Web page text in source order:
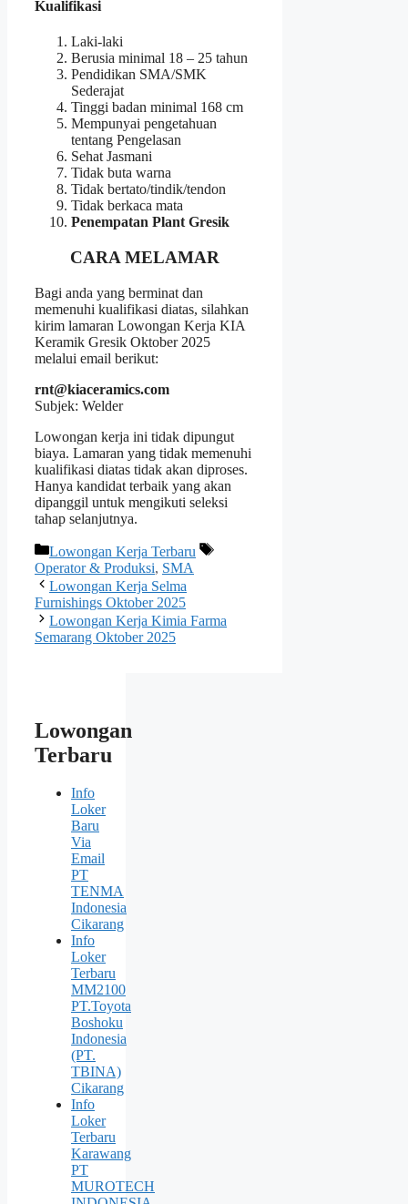
Kualifikasi
Laki-laki
Berusia minimal 18 – 25 tahun
Pendidikan SMA/SMK
Sederajat
Tinggi badan minimal 168 cm
Mempunyai pengetahuan
tentang Pengelasan
Sehat Jasmani
Tidak buta warna
Tidak bertato/tindik/tendon
Tidak berkaca mata
Penempatan Plant Gresik
CARA MELAMAR
Bagi anda yang berminat dan
memenuhi kualifikasi diatas, silahkan
kirim lamaran Lowongan Kerja KIA
Keramik Gresik Oktober 2025
melalui email berikut:
rnt@kiaceramics.com
Subjek: Welder
Lowongan kerja ini tidak dipungut
biaya. Lamaran yang tidak memenuhi
kualifikasi diatas tidak akan diproses.
Hanya kandidat terbaik yang akan
dipanggil untuk mengikuti seleksi
tahap selanjutnya.
Kategori
Lowongan Kerja Terbaru
Tag
Operator & Produksi, SMA
Lowongan Kerja Selma
Furnishings Oktober 2025
Lowongan Kerja Kimia Farma
Semarang Oktober 2025
Lowongan
Terbaru
Info
Loker
Baru
Via
Email
PT
TENMA
Indonesia
Cikarang
Info
Loker
Terbaru
MM2100
PT.Toyota
Boshoku
Indonesia
(PT.
TBINA)
Cikarang
Info
Loker
Terbaru
Karawang
PT
MUROTECH